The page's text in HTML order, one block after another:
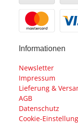
Informationen
Newsletter
Impressum
Lieferung &
AGB
Datenschutz
Cookie-